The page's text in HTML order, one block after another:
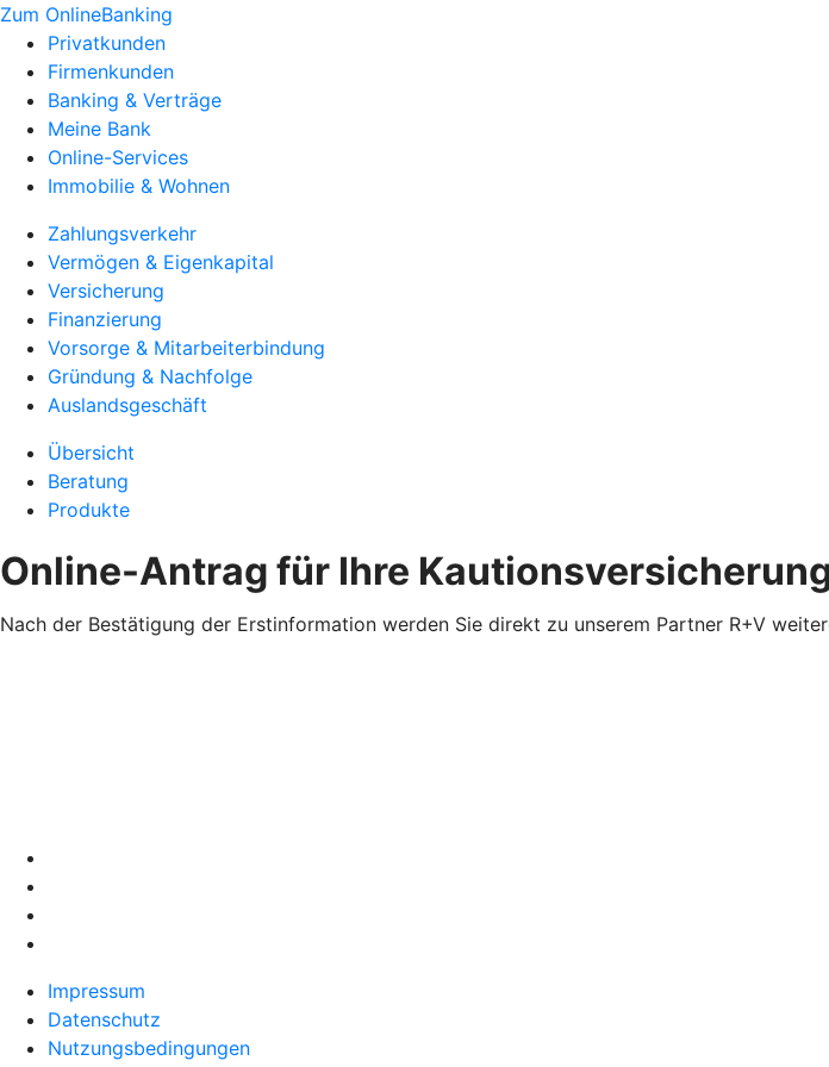
Zum OnlineBanking
Privatkunden
Firmenkunden
Banking & Verträge
Meine Bank
Online-Services
Immobilie & Wohnen
Zahlungsverkehr
Vermögen & Eigenkapital
Versicherung
Finanzierung
Vorsorge & Mitarbeiterbindung
Gründung & Nachfolge
Auslandsgeschäft
Übersicht
Beratung
Produkte
Online-Antrag für Ihre
Nach der Bestätigung der Erstinformation werden Sie direkt zu unserem Partner R+V
Impressum
Datenschutz
Nutzungsbedingungen